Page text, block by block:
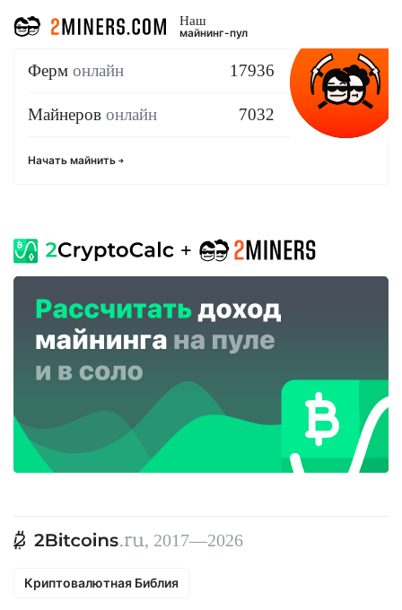
Наш
майнинг-пул
Ферм онлайн 17936
Майнеров онлайн 7032
Начать майнить
, 2017—2026
Криптовалютная Библия